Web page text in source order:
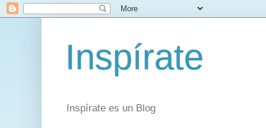
Inspírate
Inspírate es un Blog